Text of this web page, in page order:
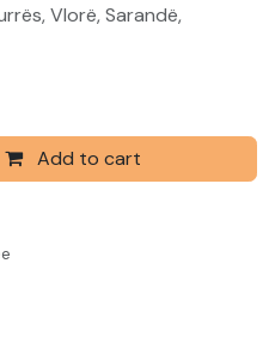
Vlorë, Sarandë,
Add to cart